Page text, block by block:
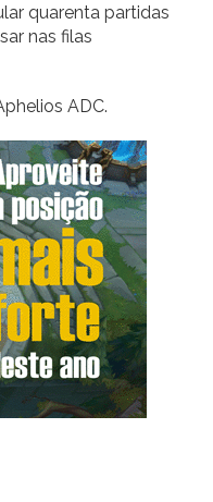
quarenta partidas
nas filas
ADC.